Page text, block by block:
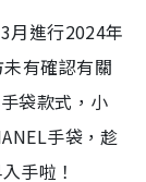
月進行2024年
有確認有關
袋款式，小
手袋，趁
手啦！